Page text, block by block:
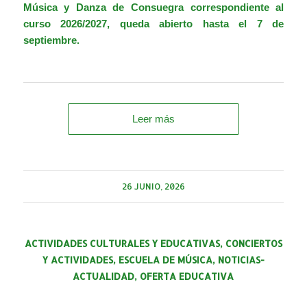
Música y Danza de Consuegra correspondiente al
curso 2026/2027, queda abierto hasta el 7 de
septiembre.
Leer más
26 JUNIO, 2026
ACTIVIDADES CULTURALES Y EDUCATIVAS, CONCIERTOS
Y ACTIVIDADES, ESCUELA DE MÚSICA, NOTICIAS-
ACTUALIDAD, OFERTA EDUCATIVA